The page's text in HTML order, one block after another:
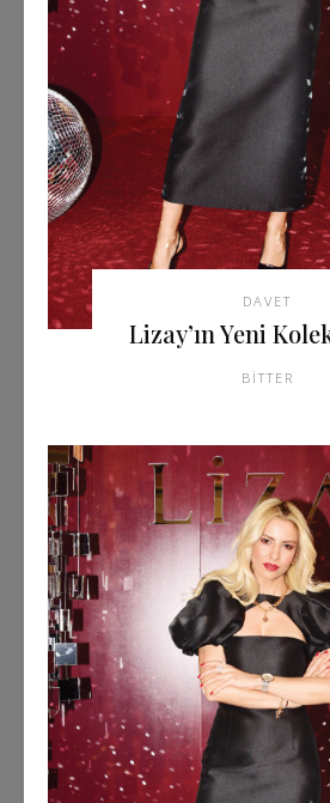
DAVET
Lizay’ın Yeni
BITTER